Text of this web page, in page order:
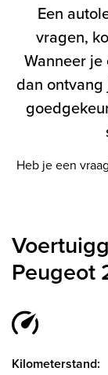
Een
vragen,
Wanneer
dan ontvang
Heb je een
Peugeot
Kilometerstand: